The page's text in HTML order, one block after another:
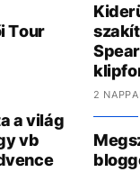
Tour
a világ
vb
2